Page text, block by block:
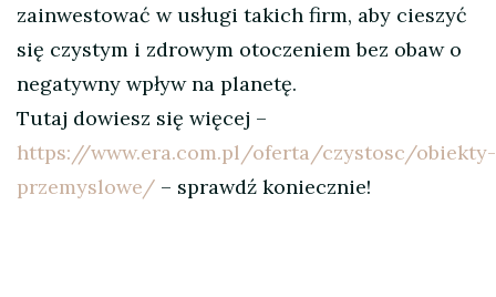
zainwestować w usługi takich firm, aby cieszyć
się czystym i zdrowym otoczeniem bez obaw o
negatywny wpływ na planetę.
Tutaj dowiesz się więcej –
https://www.era.com.pl/oferta/czystosc/obiekty-
przemyslowe/ – sprawdź koniecznie!